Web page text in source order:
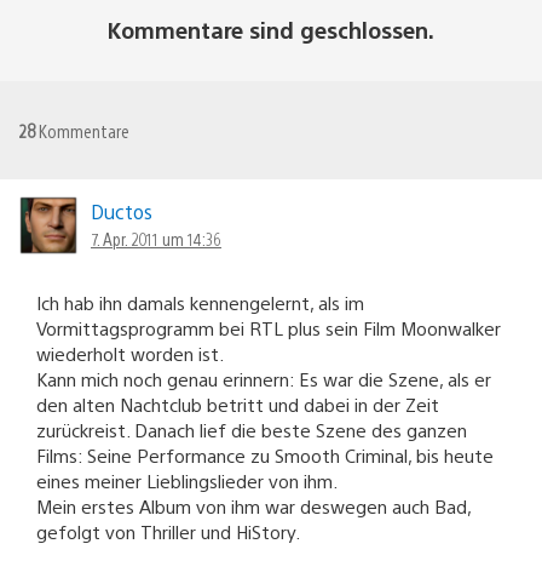
Kommentare sind geschlossen.
28Kommentare
Ductos
7. Apr. 2011 um 14:36
Ich hab ihn damals kennengelernt, als im
Vormittagsprogramm bei RTL plus sein Film Moonwalker
wiederholt worden ist.
Kann mich noch genau erinnern: Es war die Szene, als er
den alten Nachtclub betritt und dabei in der Zeit
zurückreist. Danach lief die beste Szene des ganzen
Films: Seine Performance zu Smooth Criminal, bis heute
eines meiner Lieblingslieder von ihm.
Mein erstes Album von ihm war deswegen auch Bad,
gefolgt von Thriller und HiStory.